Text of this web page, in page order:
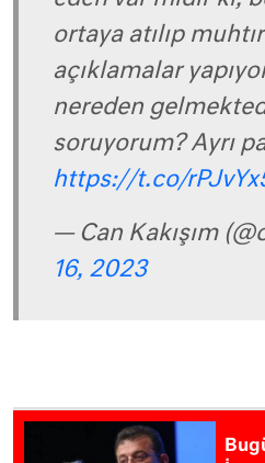
ortaya atılıp
açıklamalar
nereden
soruyorum? Ayrı
https://t.co/
— Can Kakışım
16, 2023